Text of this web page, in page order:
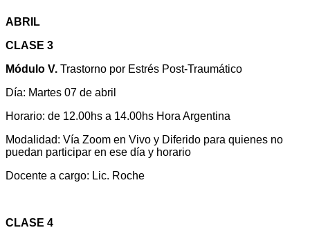
ABRIL
CLASE 3
Módulo V. Trastorno por Estrés Post-Traumático
Día: Martes 07 de abril
Horario: de 12.00hs a 14.00hs Hora Argentina
Modalidad: Vía Zoom en Vivo y Diferido para quienes no
puedan participar en ese día y horario
Docente a cargo: Lic. Roche
CLASE 4